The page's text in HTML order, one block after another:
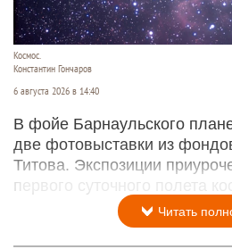
Космос.
Константин Гончаров
6 августа 2026 в 14:40
В фойе Барнаульского
две фотовыставки из
Титова. Экспозиции
первого суточного полета
Читать